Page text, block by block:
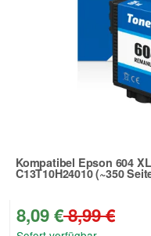
Kompatibel Epson 604
C13T10H24010 (~350
Zur Artikelbewertung
8,09 €8,99 €